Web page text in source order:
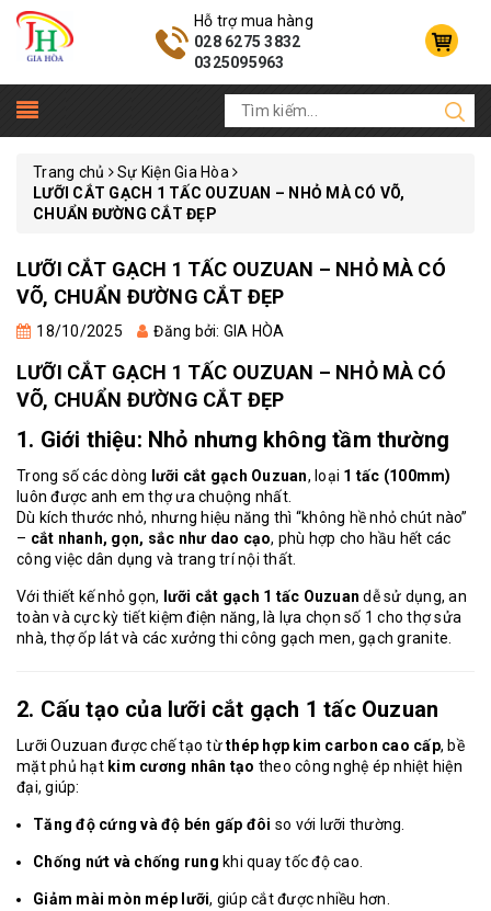
Hỗ trợ mua hàng
028 6275 3832
0325095963
Trang chủ
Sự Kiện Gia Hòa
LƯỠI CẮT GẠCH 1 TẤC OUZUAN – NHỎ MÀ CÓ VÕ,
CHUẨN ĐƯỜNG CẮT ĐẸP
LƯỠI CẮT GẠCH 1 TẤC OUZUAN – NHỎ MÀ CÓ
VÕ, CHUẨN ĐƯỜNG CẮT ĐẸP
18/10/2025 Đăng bởi: GIA HÒA
LƯỠI CẮT GẠCH 1 TẤC OUZUAN – NHỎ MÀ CÓ
VÕ, CHUẨN ĐƯỜNG CẮT ĐẸP
1. Giới thiệu: Nhỏ nhưng không tầm thường
Trong số các dòng lưỡi cắt gạch Ouzuan, loại 1 tấc (100mm)
luôn được anh em thợ ưa chuộng nhất.
Dù kích thước nhỏ, nhưng hiệu năng thì “không hề nhỏ chút nào”
– cắt nhanh, gọn, sắc như dao cạo, phù hợp cho hầu hết các
công việc dân dụng và trang trí nội thất.
Với thiết kế nhỏ gọn, lưỡi cắt gạch 1 tấc Ouzuan dễ sử dụng, an
toàn và cực kỳ tiết kiệm điện năng, là lựa chọn số 1 cho thợ sửa
nhà, thợ ốp lát và các xưởng thi công gạch men, gạch granite.
2. Cấu tạo của lưỡi cắt gạch 1 tấc Ouzuan
Lưỡi Ouzuan được chế tạo từthép hợp kim carbon cao cấp, bề
mặt phủ hạt kim cương nhân tạo theo công nghệ ép nhiệt hiện
đại, giúp:
Tăng độ cứng và độ bén gấp đôi so với lưỡi thường.
Chống nứt và chống rung khi quay tốc độ cao.
Giảm mài mòn mép lưỡi, giúp cắt được nhiều hơn.